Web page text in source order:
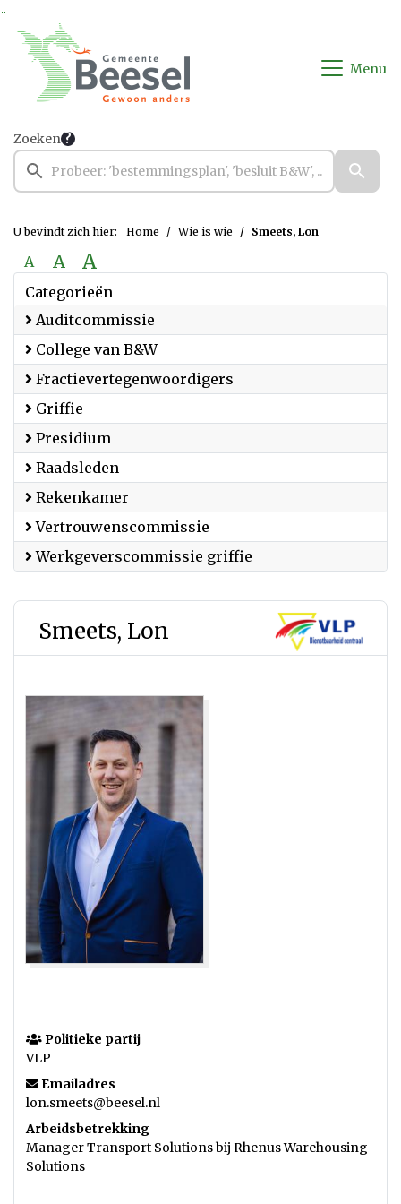
Ga naar de inhoud van deze pagina
Ga naar het zoeken
Ga naar het menu
Menu
Zoeken
U bevindt zich hier: Home Wie is wie Smeets, Lon
A A A
Categorieën
Auditcommissie
College van B&W
Fractievertegenwoordigers
Griffie
Presidium
Raadsleden
Rekenkamer
Vertrouwenscommissie
Werkgeverscommissie griffie
Smeets, Lon
Politieke partij
VLP
Emailadres
lon.smeets@beesel.nl
Arbeidsbetrekking
Manager Transport Solutions bij Rhenus Warehousing
Solutions